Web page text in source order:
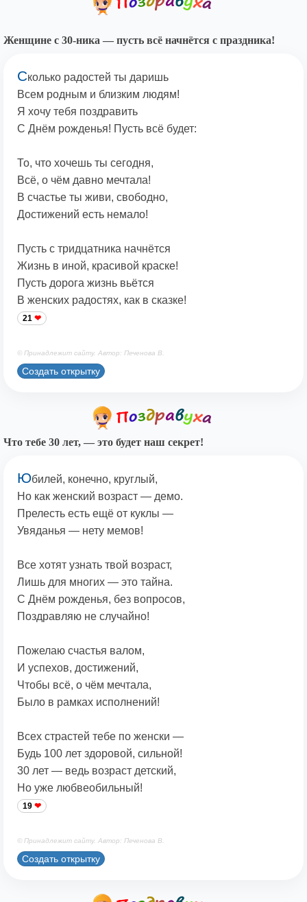
Женщине с 30-ника — пусть всё начнётся с праздника!
Сколько радостей ты даришь
Всем родным и близким людям!
Я хочу тебя поздравить
С Днём рожденья! Пусть всё будет:
То, что хочешь ты сегодня,
Всё, о чём давно мечтала!
В счастье ты живи, свободно,
Достижений есть немало!
Пусть с тридцатника начнётся
Жизнь в иной, красивой краске!
Пусть дорога жизнь вьётся
В женских радостях, как в сказке!
21
© Принадлежит сайту. Автор: Печенова В.
Создать открытку
Что тебе 30 лет, — это будет наш секрет!
Юбилей, конечно, круглый,
Но как женский возраст — демо.
Прелесть есть ещё от куклы —
Увяданья — нету мемов!
Все хотят узнать твой возраст,
Лишь для многих — это тайна.
С Днём рожденья, без вопросов,
Поздравляю не случайно!
Пожелаю счастья валом,
И успехов, достижений,
Чтобы всё, о чём мечтала,
Было в рамках исполнений!
Всех страстей тебе по женски —
Будь 100 лет здоровой, сильной!
30 лет — ведь возраст детский,
Но уже любвеобильный!
19
© Принадлежит сайту. Автор: Печенова В.
Создать открытку